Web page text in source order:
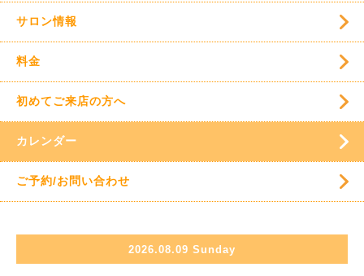
サロン情報
料金
初めてご来店の方へ
カレンダー
ご予約/お問い合わせ
2026.08.09 Sunday